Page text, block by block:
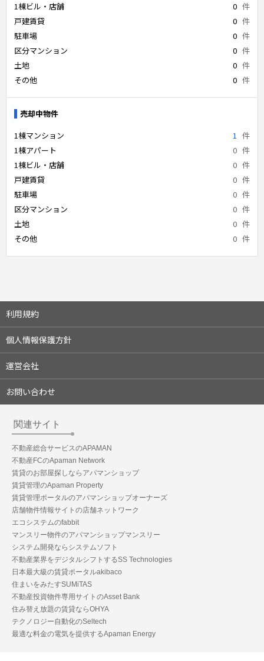
1棟ビル・店舗
0 件
戸建賃貸
0 件
駐車場
0 件
区分マンション
0 件
土地
0 件
その他
0 件
売却中物件
1棟マンション
1 件
1棟アパート
0 件
1棟ビル・店舗
0 件
戸建賃貸
0 件
駐車場
0 件
区分マンション
0 件
土地
0 件
その他
0 件
利用規約
個人情報保護方針
運営会社
お問い合わせ
関連サイト
不動産総合サービスのAPAMAN
不動産FCのApaman Network
賃貸のお部屋探しならアパマンショップ
賃貸管理のApaman Property
賃貸管理ポータルのアパマンショップオーナーズ
店舗物件情報サイトの店舗ネットワーク
エコシステムのfabbit
マンスリー物件のアパマンショップマンスリー
システム開発ならシステムソフト
不動産業界をデジタルシフトするSS Technologies
日本最大級の賃貸ポータルakibaco
住まいをみたすSUMiTAS
不動産投資物件専用サイトのAsset Bank
住み替え放題の賃貸ならOHYA
テクノロジー自動化のSeltech
最適な料金の電気を提供するApaman Energy